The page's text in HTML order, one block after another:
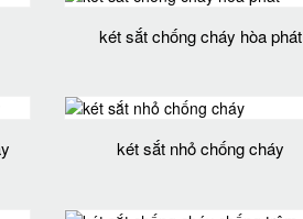
két sắt chống cháy hòa phát
két sắt nhỏ chống cháy